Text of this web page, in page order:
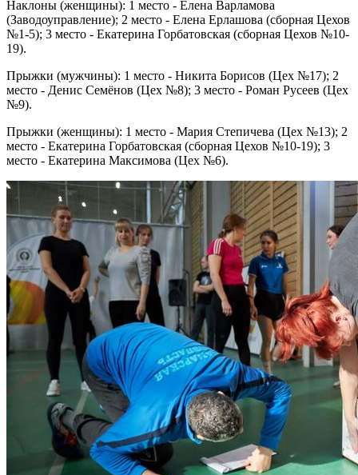
Наклоны (женщины): 1 место - Елена Варламова
(Заводоуправление); 2 место - Елена Ерлашова (сборная Цехов
№1-5); 3 место - Екатерина Горбатовская (сборная Цехов №10-
19).
Прыжки (мужчины): 1 место - Никита Борисов (Цех №17); 2
место - Денис Семёнов (Цех №8); 3 место - Роман Русеев (Цех
№9).
Прыжки (женщины): 1 место - Мария Степичева (Цех №13); 2
место - Екатерина Горбатовская (сборная Цехов №10-19); 3
место - Екатерина Максимова (Цех №6).